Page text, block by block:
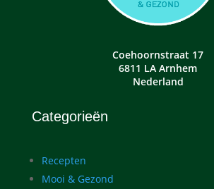
Coehoornstraat 17
6811 LA Arnhem
Nederland
Categorieën
Recepten
Mooi & Gezond